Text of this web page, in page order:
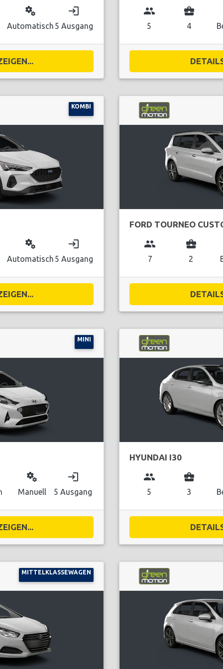
miscellaneous_services
Automatisch
login
5 Ausgang
group
5
business_center
4
KOMBI
miscellaneous_services
Automatisch
login
5 Ausgang
FORD TOURNEO
group
7
business_center
2
MINI
miscellaneous_services
Manuell
login
5 Ausgang
HYUNDAI I30
group
5
business_center
3
MITTELKLASSEWAGEN